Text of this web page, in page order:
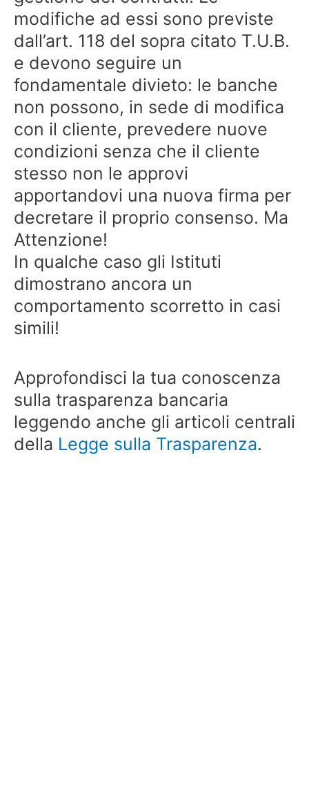
modifiche ad essi sono previste
dall’art. 118 del sopra citato T.U.B.
e devono seguire un
fondamentale divieto: le banche
non possono, in sede di modifica
con il cliente, prevedere nuove
condizioni senza che il cliente
stesso non le approvi
apportandovi una nuova firma per
decretare il proprio consenso. Ma
Attenzione!
In qualche caso gli Istituti
dimostrano ancora un
comportamento scorretto in casi
simili!
Approfondisci la tua conoscenza
sulla trasparenza bancaria
leggendo anche gli articoli centrali
della Legge sulla Trasparenza.